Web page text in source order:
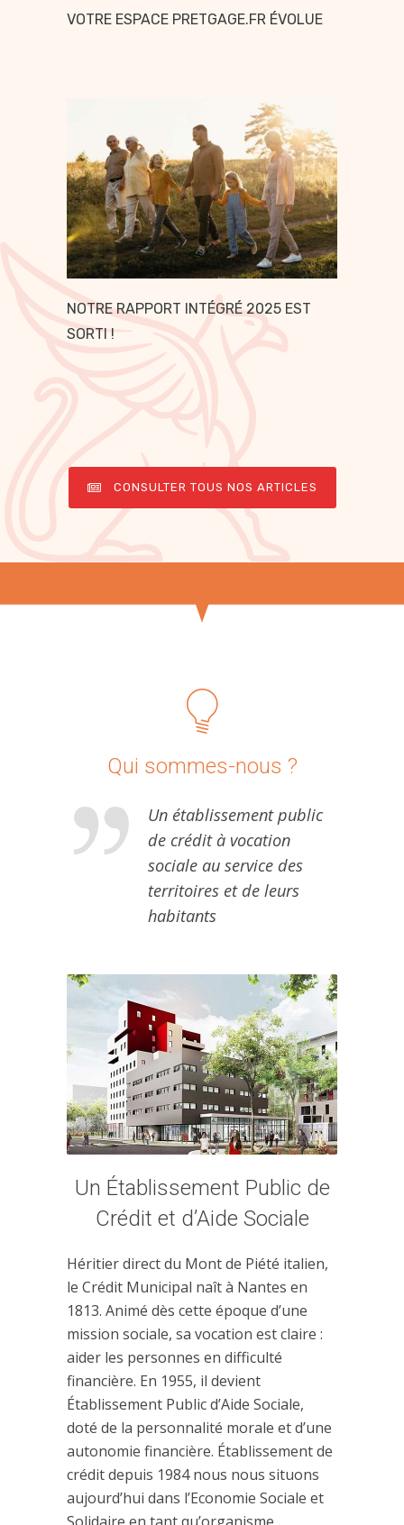
VOTRE ESPACE PRETGAGE.FR ÉVOLUE
NOTRE RAPPORT INTÉGRÉ 2025 EST
SORTI !
CONSULTER TOUS NOS ARTICLES
Qui sommes-nous ?
Un établissement public
de crédit à vocation
sociale au service des
territoires et de leurs
habitants
Un Établissement Public de
Crédit et d’Aide Sociale
Héritier direct du Mont de Piété italien,
le Crédit Municipal naît à Nantes en
1813. Animé dès cette époque d’une
mission sociale, sa vocation est claire :
aider les personnes en difficulté
financière. En 1955, il devient
Établissement Public d’Aide Sociale,
doté de la personnalité morale et d’une
autonomie financière. Établissement de
crédit depuis 1984 nous nous situons
aujourd’hui dans l’Economie Sociale et